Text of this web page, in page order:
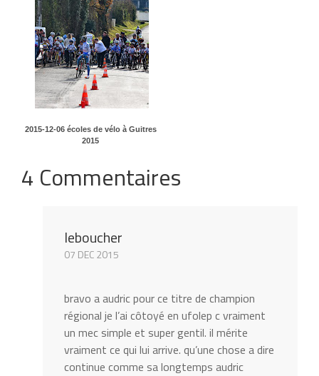
2015-12-06 écoles de vélo à Guitres
2015
4 Commentaires
leboucher
07 DEC 2015
bravo a audric pour ce titre de champion
régional je l’ai côtoyé en ufolep c vraiment
un mec simple et super gentil. il mérite
vraiment ce qui lui arrive. qu’une chose a dire
continue comme sa longtemps audric